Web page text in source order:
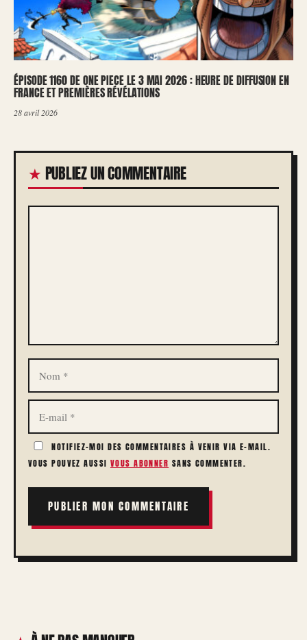
ÉPISODE 1160 DE ONE PIECE LE 3 MAI 2026 : HEURE DE DIFFUSION EN
FRANCE ET PREMIÈRES RÉVÉLATIONS
28 avril 2026
PUBLIEZ UN COMMENTAIRE
COMMENTAIRE
NOM
E-
MAIL
NOTIFIEZ-MOI DES COMMENTAIRES À VENIR VIA E-MAIL.
VOUS POUVEZ AUSSI VOUS ABONNER SANS COMMENTER.